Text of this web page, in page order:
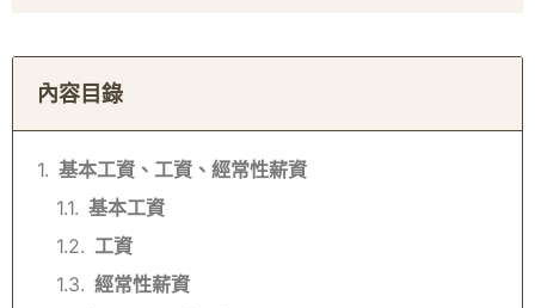
內容目錄
基本工資、工資、經常性薪資
基本工資
工資
經常性薪資